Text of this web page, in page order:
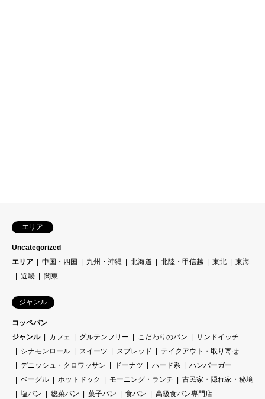
エリア
Uncategorized
エリア
中国・四国 九州・沖縄 北海道 北陸・甲信越 東北
東海
近畿
関東
ジャンル
コッペパン
ジャンル
カフェ グルテンフリー こだわりのパン
サンドイッチ
シナモンロール
スイーツ スプレッド
テイクアウト・取り寄せ
デニッシュ・クロワッサン
ドーナツ ハード系
ハンバーガー
ベーグル
ホットドック モーニング・ランチ
古民家・隠れ家・秘境
塩パン
総菜パン 菓子パン 食パン 高級食パン専門店